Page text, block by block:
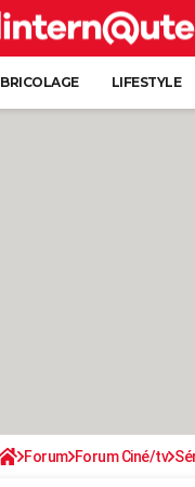
BRICOLAGE LIFESTYLE
Forum Forum Ciné/tv